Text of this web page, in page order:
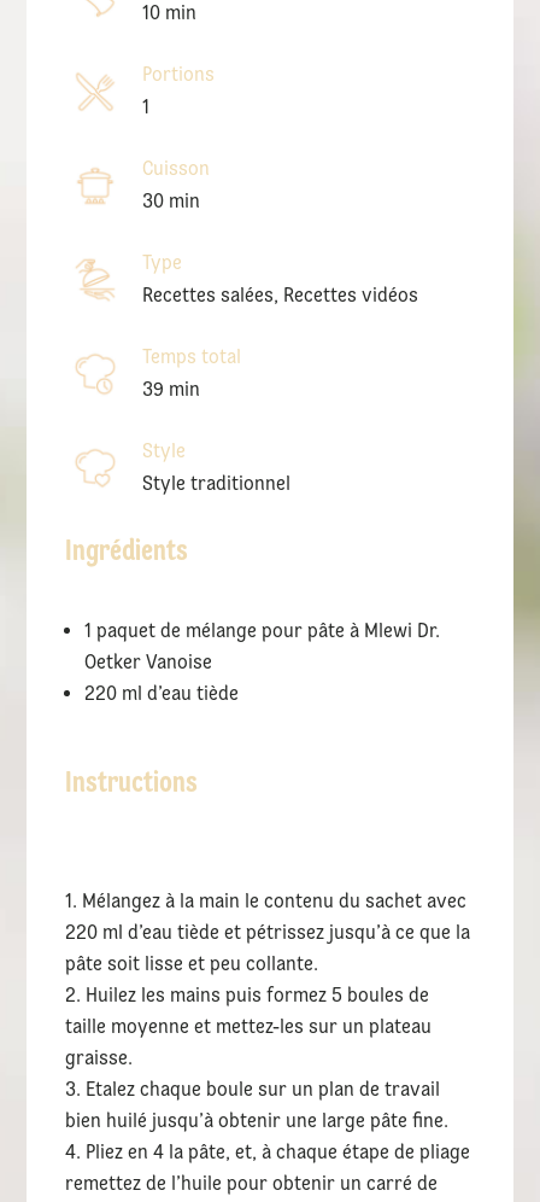
10 min
Portions
1
Cuisson
30 min
Type
Recettes salées, Recettes vidéos
Temps total
39 min
Style
Style traditionnel
Ingrédients
1 paquet de mélange pour pâte à Mlewi Dr.
Oetker Vanoise
220 ml d’eau tiède
Instructions
Mélangez à la main le contenu du sachet avec
220 ml d’eau tiède et pétrissez jusqu’à ce que la
pâte soit lisse et peu collante.
Huilez les mains puis formez 5 boules de
taille moyenne et mettez-les sur un plateau
graisse.
Etalez chaque boule sur un plan de travail
bien huilé jusqu’à obtenir une large pâte fine.
Pliez en 4 la pâte, et, à chaque étape de pliage
remettez de l’huile pour obtenir un carré de